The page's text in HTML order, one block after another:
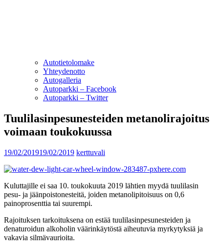
Autotietolomake
Yhteydenotto
Autogalleria
Autoparkki – Facebook
Autoparkki – Twitter
Tuulilasinpesunesteiden metanolirajoitus
voimaan toukokuussa
19/02/201919/02/2019 kerttuvali
Kuluttajille ei saa 10. toukokuuta 2019 lähtien myydä tuulilasin
pesu- ja jäänpoistonesteitä, joiden metanolipitoisuus on 0,6
painoprosenttia tai suurempi.
Rajoituksen tarkoituksena on estää tuulilasinpesunesteiden ja
denaturoidun alkoholin väärinkäytöstä aiheutuvia myrkytyksiä ja
vakavia silmävaurioita.